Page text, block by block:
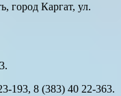
город Каргат, ул.
193, 8 (383) 40 22-363.